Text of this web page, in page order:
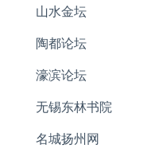
山水金坛
陶都论坛
濠滨论坛
无锡东林书院
名城扬州网